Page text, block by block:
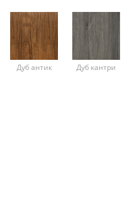
Дуб антик Дуб кантри